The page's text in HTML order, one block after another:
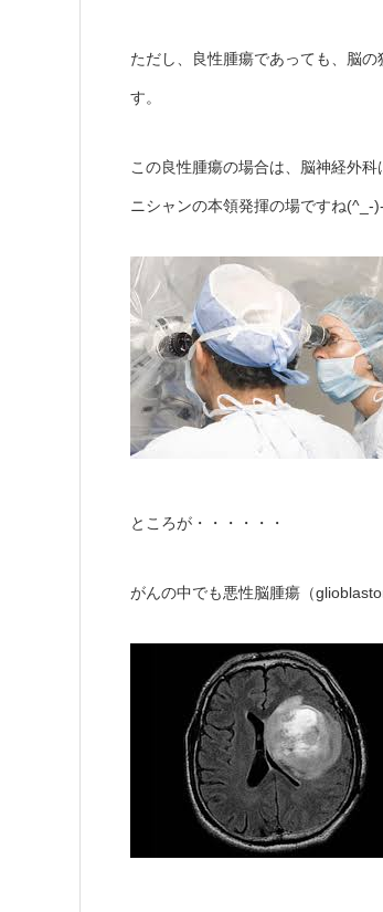
ただし、良性腫瘍であっても、脳
す。
この良性腫瘍の場合は、脳神経外
ニシャンの本領発揮の場ですね(^_-)-
ところが・・・・・・
がんの中でも悪性脳腫瘍（